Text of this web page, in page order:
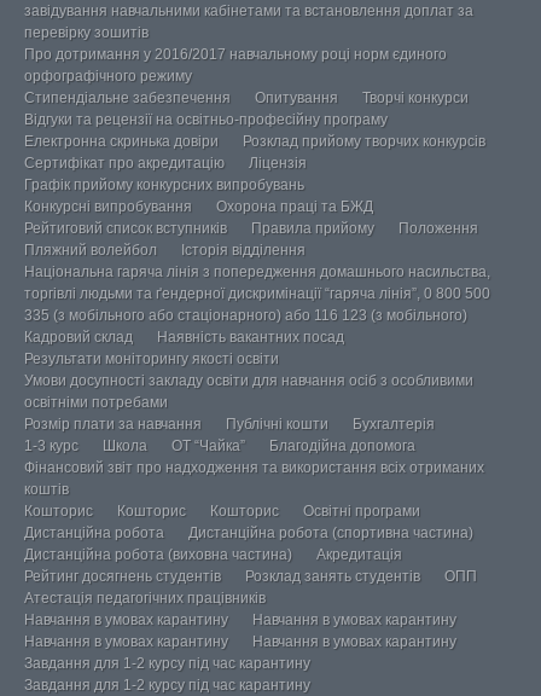
завідування навчальними кабінетами та встановлення доплат за
перевірку зошитів
Про дотримання у 2016/2017 навчальному році норм єдиного
орфографічного режиму
Стипендіальне забезпечення
Опитування
Творчі конкурси
Відгуки та рецензії на освітньо-професійну програму
Електронна скринька довіри
Розклад прийому творчих конкурсів
Сертифікат про акредитацію
Ліцензія
Графік прийому конкурсних випробувань
Конкурсні випробування
Охорона праці та БЖД
Рейтиговий список вступників
Правила прийому
Положення
Пляжний волейбол
Історія відділення
Національна гаряча лінія з попередження домашнього насильства,
торгівлі людьми та ґендерної дискримінації “гаряча лінія”, 0 800 500
335 (з мобільного або стаціонарного) або 116 123 (з мобільного)
Кадровий склад
Наявність вакантних посад
Результати моніторингу якості освіти
Умови досупності закладу освіти для навчання осіб з особливими
освітніми потребами
Розмір плати за навчання
Публічні кошти
Бухгалтерія
1-3 курс
Школа ОТ “Чайка”
Благодійна допомога
Фінансовий звіт про надходження та використання всіх отриманих
коштів
Кошторис
Кошторис Кошторис
Освітні програми
Дистанційна робота
Дистанційна робота (спортивна частина)
Дистанційна робота (виховна частина)
Акредитація
Рейтинг досягнень студентів
Розклад занять студентів
ОПП
Атестація педагогічних працівників
Навчання в умовах карантину
Навчання в умовах карантину
Навчання в умовах карантину
Навчання в умовах карантину
Завдання для 1-2 курсу під час карантину
Завдання для 1-2 курсу під час карантину